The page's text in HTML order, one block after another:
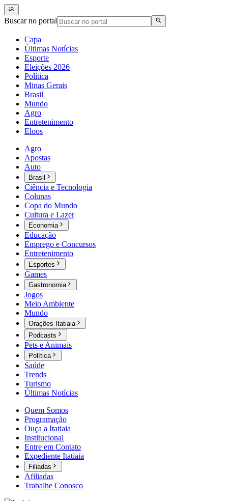
Buscar no portal
Capa
Últimas Notícias
Esporte
Eleições 2026
Política
Minas Gerais
Brasil
Mundo
Agro
Entretenimento
Eloos
Agro
Apostas
Auto
Brasil
Ciência e Tecnologia
Colunas
Copa do Mundo
Cultura e Lazer
Economia
Educação
Emprego e Concursos
Entretenimento
Esportes
Games
Gastronomia
Jogos
Meio Ambiente
Mundo
Orações Itatiaia
Podcasts
Pets e Animais
Política
Saúde
Trends
Turismo
Últimas Notícias
Quem Somos
Programação
Ouça a Itatiaia
Institucional
Entre em Contato
Expediente Itatiaia
Filiadas
Afiliadas
Trabalhe Conosco